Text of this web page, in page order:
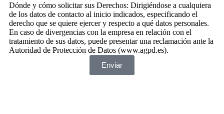
Dónde y cómo solicitar sus Derechos: Dirigiéndose a cualquiera
de los datos de contacto al inicio indicados, especificando el
derecho que se quiere ejercer y respecto a qué datos personales.
En caso de divergencias con la empresa en relación con el
tratamiento de sus datos, puede presentar una reclamación ante la
Autoridad de Protección de Datos (www.agpd.es).
Enviar